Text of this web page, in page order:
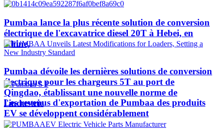
Pumbaa lance la plus récente solution de conversion
électrique de l'excavatrice diesel 20T à Hebei, en
Chine,
Pumbaa dévoile les dernières solutions de conversion
électrique pour les chargeurs 5T au port de
Qingdao, établissant une nouvelle norme de
l'industrie
Les revenus d'exportation de Pumbaa des produits
EV se développent considérablement